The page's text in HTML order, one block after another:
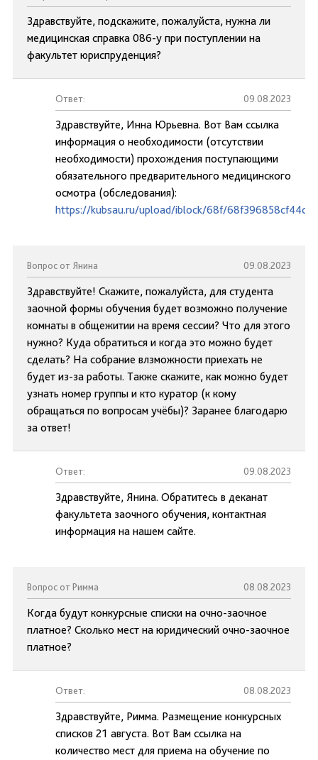
Здравствуйте, подскажите, пожалуйста, нужна ли
медицинская справка 086-у при поступлении на
факультет юриспруденция?
Ответ: 09.08.2023
Здравствуйте, Инна Юрьевна. Вот Вам ссылка
информация о необходимости (отсутствии
необходимости) прохождения поступающими
обязательного предварительного медицинского
осмотра (обследования):
https://kubsau.ru/upload/iblock/68f/
Вопрос от Янина 09.08.2023
Здравствуйте! Скажите, пожалуйста, для студента
заочной формы обучения будет возможно получение
комнаты в общежитии на время сессии? Что для этого
нужно? Куда обратиться и когда это можно будет
сделать? На собрание влзможности приехать не
будет из-за работы. Также скажите, как можно будет
узнать номер группы и кто куратор (к кому
обращаться по вопросам учёбы)? Заранее благодарю
за ответ!
Ответ: 09.08.2023
Здравствуйте, Янина. Обратитесь в деканат
факультета заочного обучения, контактная
информация на нашем сайте.
Вопрос от Римма 08.08.2023
Когда будут конкурсные списки на очно-заочное
платное? Сколько мест на юридический очно-заочное
платное?
Ответ: 08.08.2023
Здравствуйте, Римма. Размещение конкурсных
списков 21 августа. Вот Вам ссылка на
количество мест для приема на обучение по